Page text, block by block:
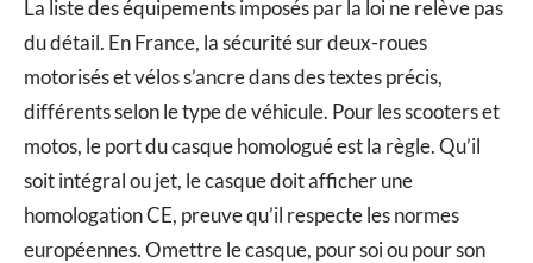
La liste des équipements imposés par la loi ne relève pas
du détail. En France, la sécurité sur deux-roues
motorisés et vélos s’ancre dans des textes précis,
différents selon le type de véhicule. Pour les scooters et
motos, le port du casque homologué est la règle. Qu’il
soit intégral ou jet, le casque doit afficher une
homologation CE, preuve qu’il respecte les normes
européennes. Omettre le casque, pour soi ou pour son